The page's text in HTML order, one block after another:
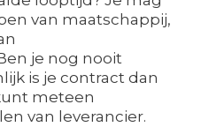
van maatschappij,
je nog nooit
is je contract dan
meteen
van leverancier.